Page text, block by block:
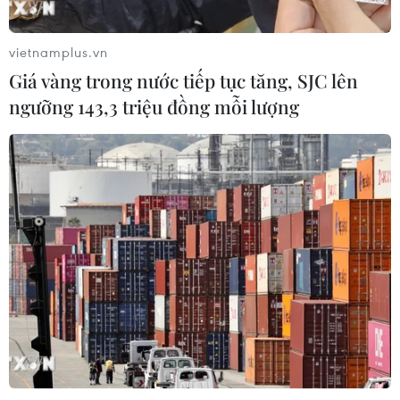
tuyến tàu điện nhẹ LRT đầu tiên tại
Bộ Xây dựng lên tiếng về việc điều
chỉnh hợp đồng trước biến động giá
lớn
04/08/2026 03:03
Thành phố Hồ Chí Minh phát hành
thẻ giao thông công cộng cho metro
và xe buýt
03/08/2026 14:37
Siết tiến độ, tăng tốc về đích dự án
vietnamplus.vn
Giá vàng trong nước tiếp tục tăng, SJC lên
ngưỡng 143,3 triệu đồng mỗi lượng